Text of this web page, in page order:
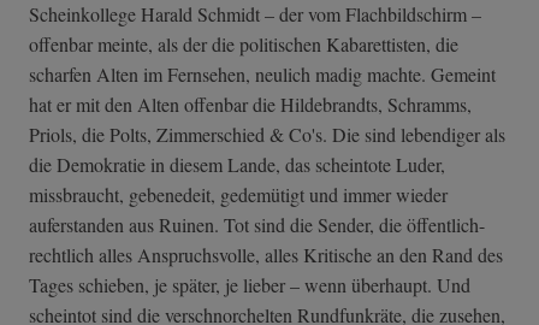
Scheinkollege Harald Schmidt – der vom Flachbildschirm –
offenbar meinte, als der die politischen Kabarettisten, die
scharfen Alten im Fernsehen, neulich madig machte. Gemeint
hat er mit den Alten offenbar die Hildebrandts, Schramms,
Priols, die Polts, Zimmerschied & Co's. Die sind lebendiger als
die Demokratie in diesem Lande, das scheintote Luder,
missbraucht, gebenedeit, gedemütigt und immer wieder
auferstanden aus Ruinen. Tot sind die Sender, die öffentlich-
rechtlich alles Anspruchsvolle, alles Kritische an den Rand des
Tages schieben, je später, je lieber – wenn überhaupt. Und
scheintot sind die verschnorchelten Rundfunkräte, die zusehen,